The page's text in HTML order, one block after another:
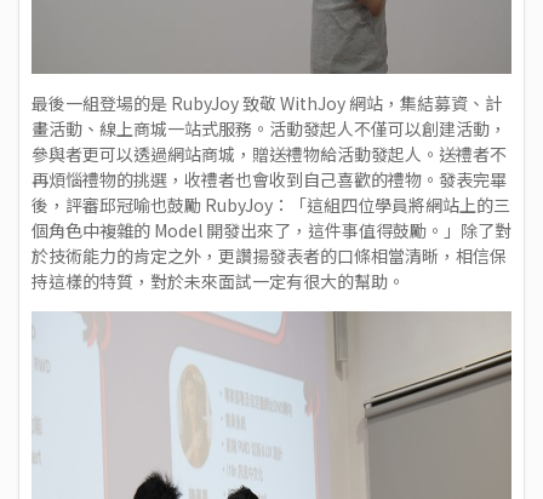
最後一組登場的是 RubyJoy 致敬 WithJoy 網站，集結募資、計
畫活動、線上商城一站式服務。活動發起人不僅可以創建活動，
參與者更可以透過網站商城，贈送禮物給活動發起人。送禮者不
再煩惱禮物的挑選，收禮者也會收到自己喜歡的禮物。發表完畢
後，評審邱冠喻也鼓勵 RubyJoy：「這組四位學員將網站上的三
個角色中複雜的 Model 開發出來了，這件事值得鼓勵。」除了對
於技術能力的肯定之外，更讚揚發表者的口條相當清晰，相信保
持這樣的特質，對於未來面試一定有很大的幫助。